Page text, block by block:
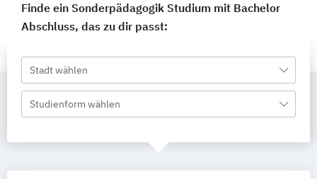
Finde ein Sonderpädagogik Studium mit Bachelor
Abschluss, das zu dir passt:
Stadt wählen
Studienform wählen